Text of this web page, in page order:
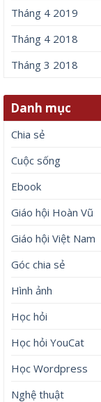
Tháng 4 2019
Tháng 4 2018
Tháng 3 2018
Danh mục
Chia sẻ
Cuộc sống
Ebook
Giáo hội Hoàn Vũ
Giáo hội Việt Nam
Góc chia sẻ
Hình ảnh
Học hỏi
Học hỏi YouCat
Học Wordpress
Nghệ thuật